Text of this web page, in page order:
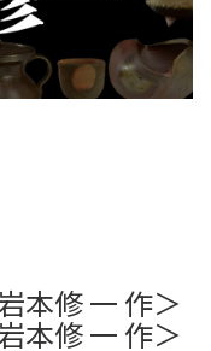
本修 一 作＞
本修 一 作＞